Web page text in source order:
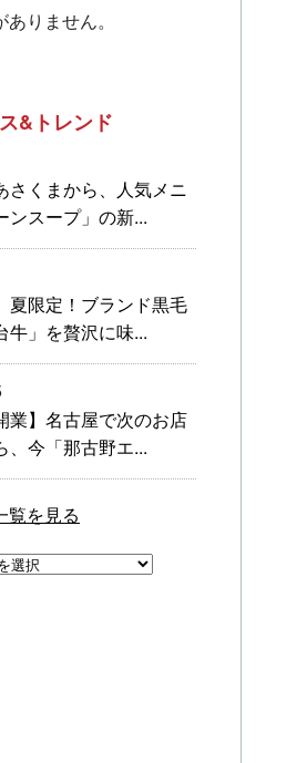
りません。
&トレンド
さくまから、人気メニ
ンスープ」の新...
夏限定！ブランド黒毛
牛」を贅沢に味...
業】名古屋で次のお店
、今「那古野エ...
覧を見る